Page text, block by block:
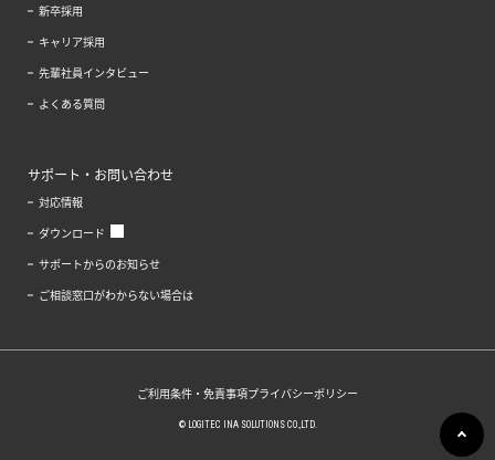
新卒採用
キャリア採用
先輩社員インタビュー
よくある質問
サポート・お問い合わせ
対応情報
ダウンロード
サポートからのお知らせ
ご相談窓口がわからない場合は
ご利用条件・免責事項プライバシーポリシー
© LOGITEC INA SOLUTIONS CO.,LTD.